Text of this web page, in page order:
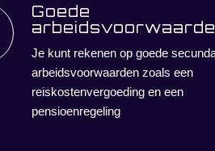
Goede
Je kunt rekenen op goede
arbeidsvoorwaarden zoals een
reiskostenvergoeding en een
pensioenregeling